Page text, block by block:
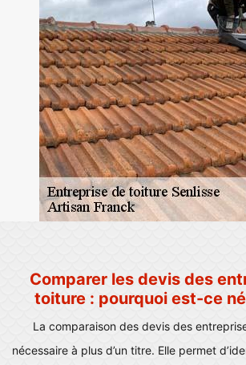
Comparer les devis des
toiture : pourquoi est-ce
La comparaison des devis des
nécessaire à plus d’un titre. Elle permet